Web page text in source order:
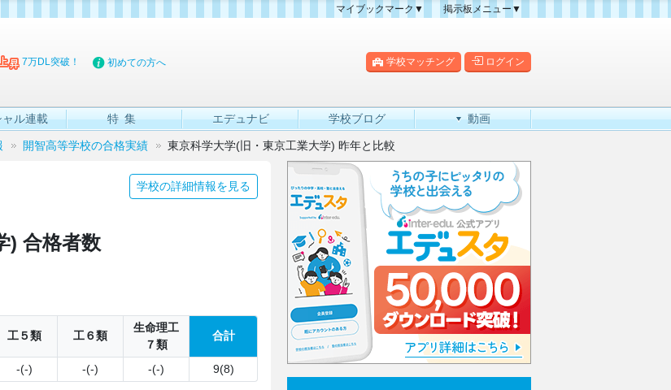
マイブックマーク▼
掲示板メニュー▼
掲示板マップ
新着書き込み一覧
学校マッチング ログイン
7万DL突破！ 初めての方へ
ル連載 特集 エデュナビ 学校ブログ 動画
開智高等学校の合格実績 東京科学大学(旧・東京工業大学) 昨年と比較
学校の詳細情報を見る
) 合格者数
工５類 工６類
生命理工
７類
合計
-(-) -(-) -(-) 9(8)